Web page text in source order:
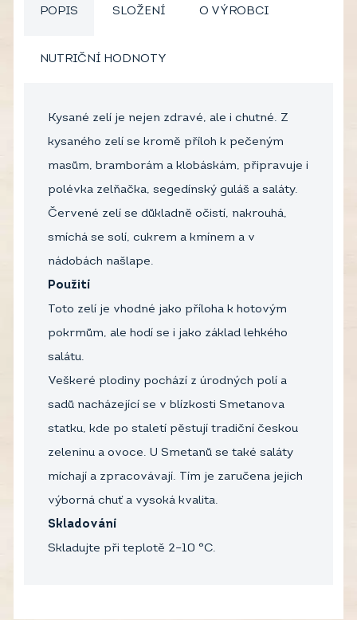
POPIS SLOŽENÍ O VÝROBCI
NUTRIČNÍ HODNOTY
Kysané zelí je nejen zdravé, ale i chutné. Z
kysaného zelí se kromě příloh k pečeným
masům, bramborám a klobáskám, připravuje i
polévka zelňačka, segedínský guláš a saláty.
Červené zelí se důkladně očistí, nakrouhá,
smíchá se solí, cukrem a kmínem a v
nádobách našlape.
Použití
Toto zelí je vhodné jako příloha k hotovým
pokrmům, ale hodí se i jako základ lehkého
salátu.
Veškeré plodiny pochází z úrodných polí a
sadů nacházející se v blízkosti Smetanova
statku, kde po staletí pěstují tradiční českou
zeleninu a ovoce. U Smetanů se také saláty
míchají a zpracovávají. Tím je zaručena jejich
výborná chuť a vysoká kvalita.
Skladování
Skladujte při teplotě 2–10 °C.